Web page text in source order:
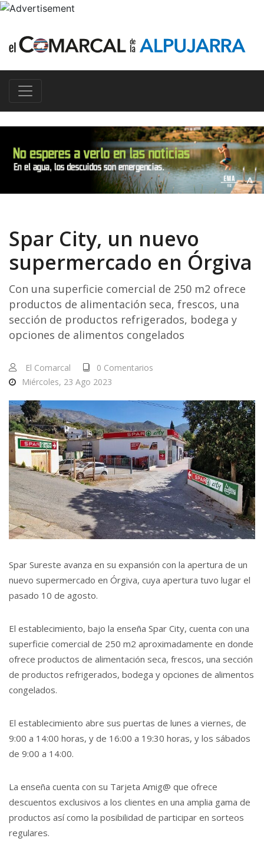
Spar City, un nuevo
supermercado en Órgiva
Con una superficie comercial de 250 m2 ofrece
productos de alimentación seca, frescos, una
sección de productos refrigerados, bodega y
opciones de alimentos congelados
El Comarcal
0 Comentarios
Miércoles, 23 Ago 2023
Spar Sureste avanza en su expansión con la apertura de un
nuevo supermercado en Órgiva, cuya apertura tuvo lugar el
pasado 10 de agosto.
El establecimiento, bajo la enseña Spar City, cuenta con una
superficie comercial de 250 m2 aproximadamente en donde
ofrece productos de alimentación seca, frescos, una sección
de productos refrigerados, bodega y opciones de alimentos
congelados.
El establecimiento abre sus puertas de lunes a viernes, de
9:00 a 14:00 horas, y de 16:00 a 19:30 horas, y los sábados
de 9:00 a 14:00.
La enseña cuenta con su Tarjeta Amig@ que ofrece
descuentos exclusivos a los clientes en una amplia gama de
productos así como la posibilidad de participar en sorteos
regulares.